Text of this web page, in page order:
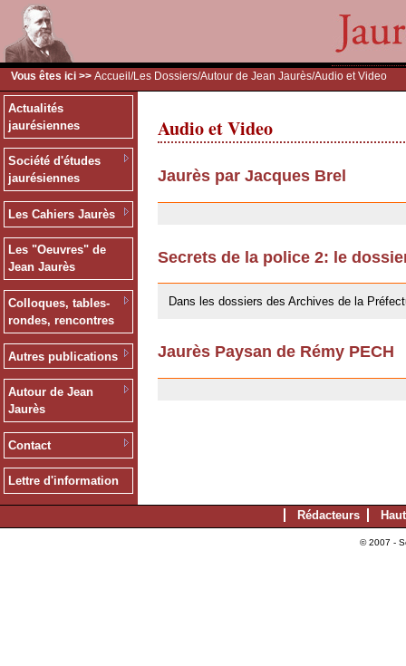
Vous êtes ici >> Accueil /Les Dossiers/Autour de Jean Jaurès/Audio et Video
Actualités
jaurésiennes
Société d'études
jaurésiennes
Les Cahiers Jaurès
Les "Oeuvres" de
Jean Jaurès
Colloques, tables-
rondes, rencontres
Autres publications
Autour de Jean
Jaurès
Contact
Lettre d'information
Audio et Video
Jaurès par Jacques Brel
Secrets de la police 2: le
Dans les dossiers des Archives de la
Jaurès Paysan de Rémy PECH
Rédacteurs
© 2007 -